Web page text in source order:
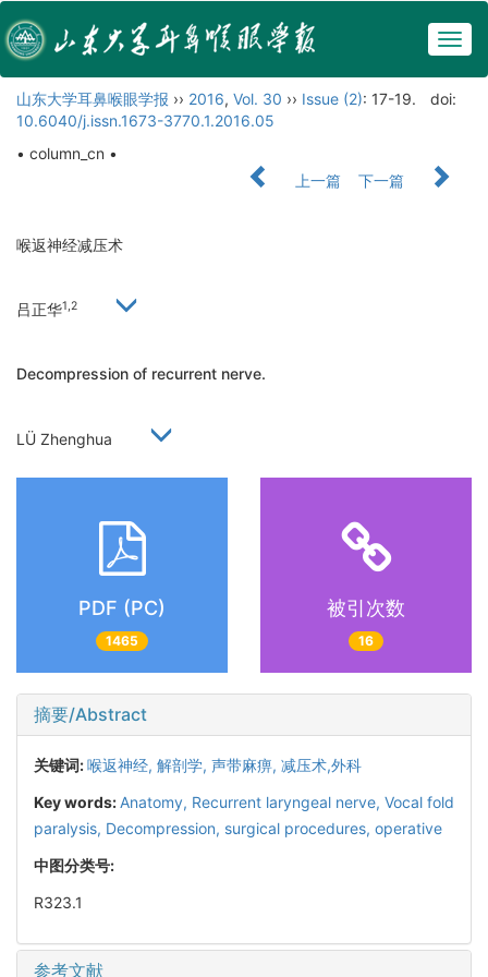
山东大学耳鼻喉眼学报 ›› 2016, Vol. 30 ›› Issue (2): 17-19.
doi:
10.6040/j.issn.1673-3770.1.2016.05
• column_cn •
上一篇
下一篇
喉返神经减压术
吕正华1,2
Decompression of recurrent nerve.
LÜ Zhenghua
PDF (PC)
1465
被引次数
16
摘要/Abstract
关键词:喉返神经, 解剖学, 声带麻痹, 减压术,外科
Key words: Anatomy, Recurrent laryngeal nerve, Vocal fold
paralysis, Decompression, surgical procedures, operative
中图分类号:
R323.1
参考文献